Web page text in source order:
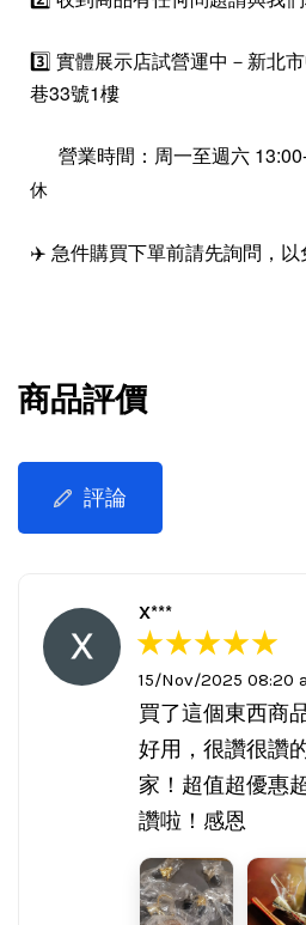
3️⃣ 實體展示店試營運中－新北
巷33號1樓
營業時間：周一至週六
休
✈️ 急件購買下單前請先詢問，
商品評價
評論
X***
15/Nov/2025 08:20
買了這個東西商
好用，很讚很讚
家！超值超優惠
讚啦！感恩